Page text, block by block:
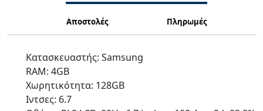
Αποστολές Πληρωμές
Κατασκευαστής: Samsung
RAM: 4GB
Χωρητικότητα: 128GB
Ιντσες: 6.7